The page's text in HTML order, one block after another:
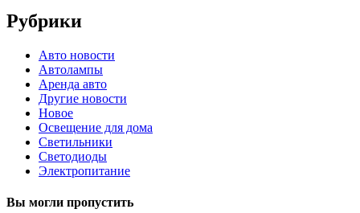
Рубрики
Авто новости
Автолампы
Аренда авто
Другие новости
Новое
Освещение для дома
Светильники
Светодиоды
Электропитание
Вы могли пропустить